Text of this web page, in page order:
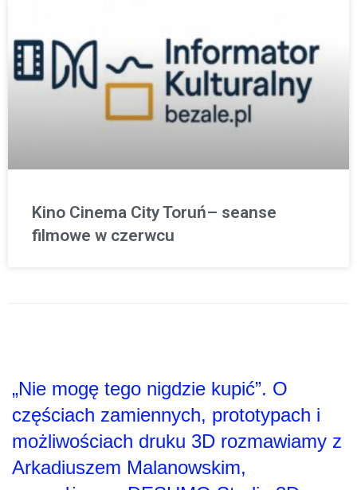
Kino Cinema City Toruń– seanse
filmowe w czerwcu
„Nie mogę tego nigdzie kupić”. O
częściach zamiennych, prototypach i
możliwościach druku 3D rozmawiamy z
Arkadiuszem Malanowskim,